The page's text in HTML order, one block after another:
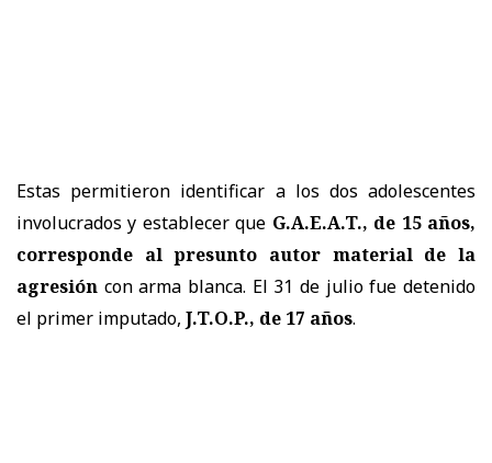
Estas permitieron identificar a los dos adolescentes
involucrados y establecer que G.A.E.A.T., de 15 años,
corresponde al presunto autor material de la
agresión con arma blanca. El 31 de julio fue detenido
el primer imputado, J.T.O.P., de 17 años.